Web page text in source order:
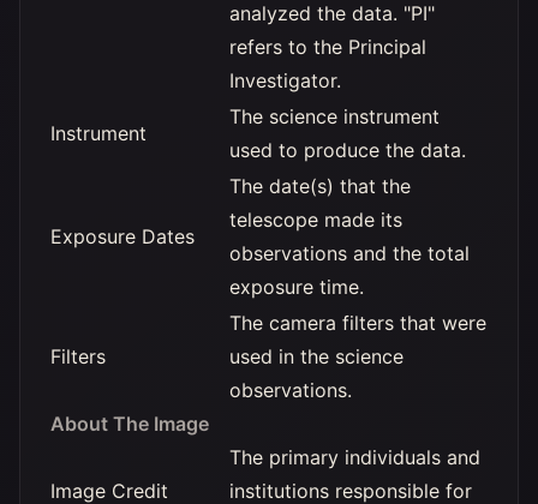
analyzed the data. "PI"
refers to the Principal
Investigator.
Instrument
The science instrument
used to produce the data.
Exposure Dates
The date(s) that the
telescope made its
observations and the total
exposure time.
Filters
The camera filters that were
used in the science
observations.
About The Image
Image Credit
The primary individuals and
institutions responsible for